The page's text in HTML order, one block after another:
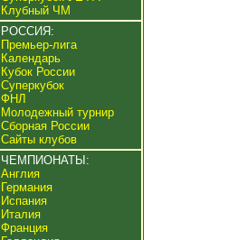
Клубный ЧМ
РОССИЯ:
Премьер-лига
Календарь
Кубок России
Суперкубок
ФНЛ
Молодежный турнир
Сборная России
Сайты клубов
ЧЕМПИОНАТЫ:
Англия
Германия
Испания
Италия
Франция